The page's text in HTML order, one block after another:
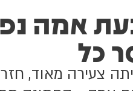
אמה
כל
צעירה מאוד,